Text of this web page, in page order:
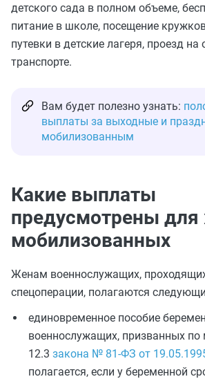
детского сада в полном объеме,
питание в школе, посещение
путевки в детские лагеря, проезд
транспорте.
Вам будет полезно узнать:
выплаты за выходные и
мобилизованным
Какие выплаты
предусмотрены
мобилизованных
Женам военнослужащих,
спецоперации, полагаются
единовременное пособие
военнослужащих, призванных по
12.3 закона № 81-ФЗ от
полагается, если у беременной